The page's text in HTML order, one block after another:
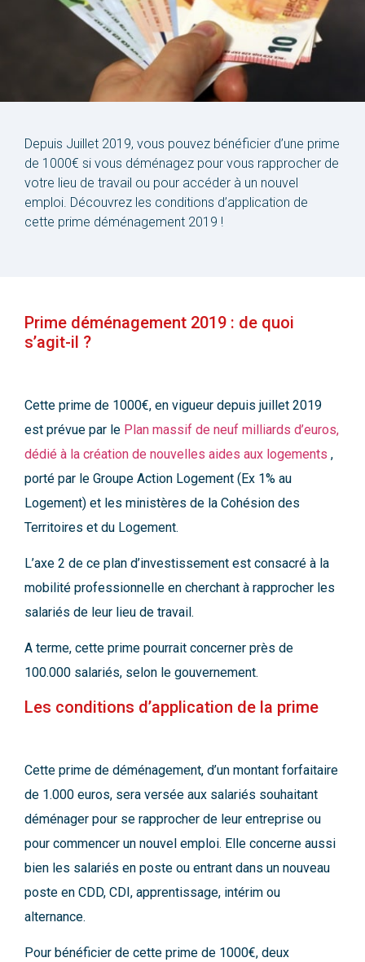
Depuis Juillet 2019, vous pouvez bénéficier d’une prime
de 1000€ si vous déménagez pour vous rapprocher de
votre lieu de travail ou pour accéder à un nouvel
emploi. Découvrez les conditions d’application de
cette prime déménagement 2019 !
Prime déménagement 2019 : de quoi
s’agit-il ?
Cette prime de 1000€, en vigueur depuis juillet 2019
est prévue par le Plan massif de neuf milliards d’euros,
dédié à la création de nouvelles aides aux logements ,
porté par le Groupe Action Logement (Ex 1% au
Logement) et les ministères de la Cohésion des
Territoires et du Logement.
L’axe 2 de ce plan d’investissement est consacré à la
mobilité professionnelle en cherchant à rapprocher les
salariés de leur lieu de travail.
A terme, cette prime pourrait concerner près de
100.000 salariés, selon le gouvernement.
Les conditions d’application de la prime
Cette prime de déménagement, d’un montant forfaitaire
de 1.000 euros, sera versée aux salariés souhaitant
déménager pour se rapprocher de leur entreprise ou
pour commencer un nouvel emploi. Elle concerne aussi
bien les salariés en poste ou entrant dans un nouveau
poste en CDD, CDI, apprentissage, intérim ou
alternance.
Pour bénéficier de cette prime de 1000€, deux